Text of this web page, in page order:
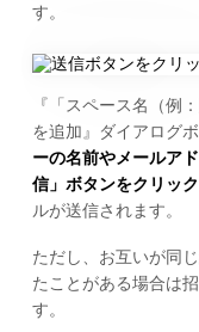
す。
『「スペース名（例
を追加』ダイアログ
ーの名前やメールア
信」ボタンをクリック
ルが送信されます。
ただし、お互いが同
たことがある場合は
す。